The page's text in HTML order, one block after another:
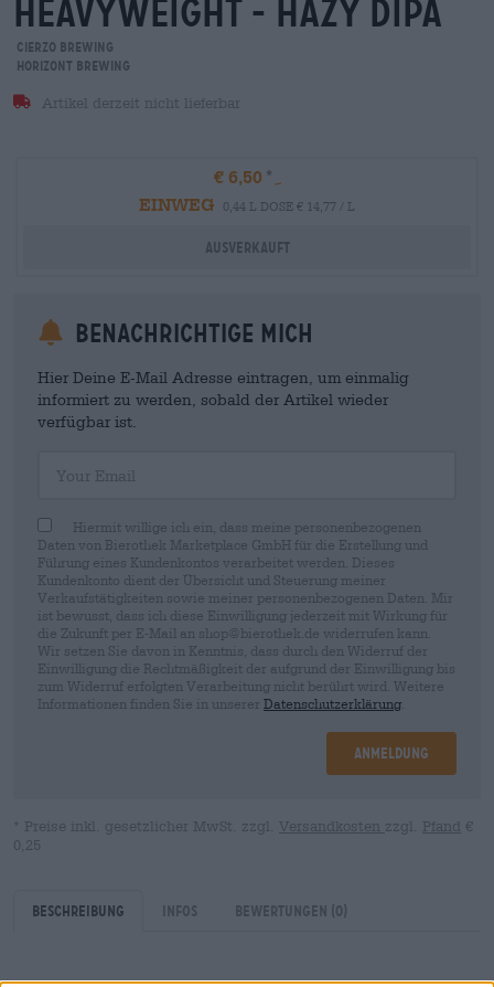
heavyweight - hazy dipa
Cierzo Brewing
Horizont Brewing
Artikel derzeit nicht lieferbar
€ 6,50
EINWEG
0,44 L DOSE € 14,77 / L
Ausverkauft
Benachrichtige mich
Hier Deine E-Mail Adresse eintragen, um einmalig
informiert zu werden, sobald der Artikel wieder
verfügbar ist.
Hiermit willige ich ein, dass meine personenbezogenen
Daten von Bierothek Marketplace GmbH für die Erstellung und
Führung eines Kundenkontos verarbeitet werden. Dieses
Kundenkonto dient der Übersicht und Steuerung meiner
Verkaufstätigkeiten sowie meiner personenbezogenen Daten. Mir
ist bewusst, dass ich diese Einwilligung jederzeit mit Wirkung für
die Zukunft per E-Mail an shop@bierothek.de widerrufen kann.
Wir setzen Sie davon in Kenntnis, dass durch den Widerruf der
Einwilligung die Rechtmäßigkeit der aufgrund der Einwilligung bis
zum Widerruf erfolgten Verarbeitung nicht berührt wird. Weitere
Informationen finden Sie in unserer Datenschutzerklärung
Anmeldung
* Preise inkl. gesetzlicher MwSt. zzgl. Versandkosten zzgl. Pfand €
0,25
Beschreibung Infos Bewertungen (0)